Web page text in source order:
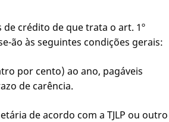
de crédito de que trata o art. 1º
ão às seguintes condições gerais:
por cento) ao ano, pagáveis
de carência.
de acordo com a TJLP ou outro